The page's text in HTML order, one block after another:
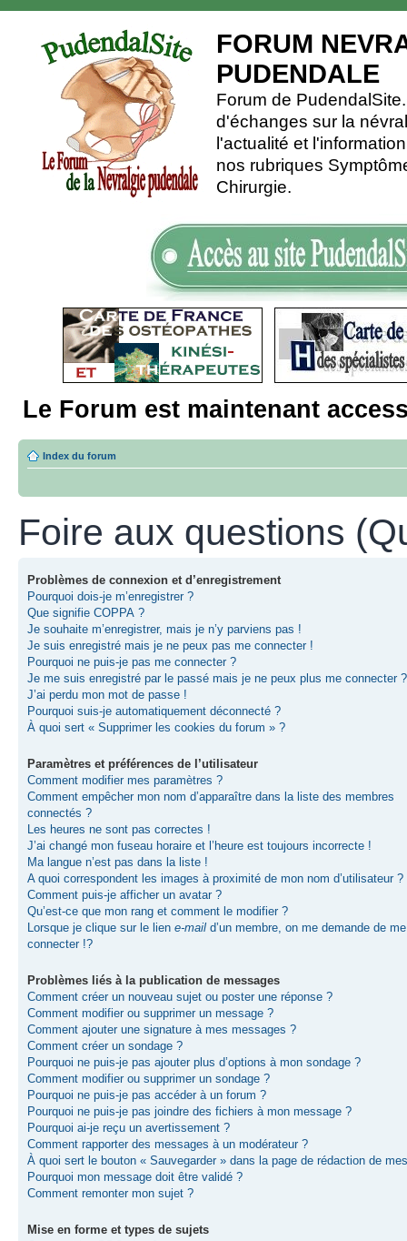
FORUM
PUDENDALE
Forum de
d'échanges sur la
l'actualité et
nos rubriques
Chirurgie.
Le Forum est maintenant
Index du forum
Foire aux questions
Problèmes de connexion et d’enregistrement
Pourquoi dois-je m’enregistrer ?
Que signifie COPPA ?
Je souhaite m’enregistrer, mais je n’y parviens pas !
Je suis enregistré mais je ne peux pas me connecter !
Pourquoi ne puis-je pas me connecter ?
Je me suis enregistré par le passé mais je ne peux plus me connecter
J’ai perdu mon mot de passe !
Pourquoi suis-je automatiquement déconnecté ?
À quoi sert « Supprimer les cookies du forum » ?
Paramètres et préférences de l’utilisateur
Comment modifier mes paramètres ?
Comment empêcher mon nom d’apparaître dans la liste des membres
connectés ?
Les heures ne sont pas correctes !
J’ai changé mon fuseau horaire et l’heure est toujours incorrecte !
Ma langue n’est pas dans la liste !
A quoi correspondent les images à proximité de mon nom d’utilisateur ?
Comment puis-je afficher un avatar ?
Qu’est-ce que mon rang et comment le modifier ?
Lorsque je clique sur le lien e-mail d’un membre, on me demande de me
connecter !?
Problèmes liés à la publication de messages
Comment créer un nouveau sujet ou poster une réponse ?
Comment modifier ou supprimer un message ?
Comment ajouter une signature à mes messages ?
Comment créer un sondage ?
Pourquoi ne puis-je pas ajouter plus d’options à mon sondage ?
Comment modifier ou supprimer un sondage ?
Pourquoi ne puis-je pas accéder à un forum ?
Pourquoi ne puis-je pas joindre des fichiers à mon message ?
Pourquoi ai-je reçu un avertissement ?
Comment rapporter des messages à un modérateur ?
À quoi sert le bouton « Sauvegarder » dans la page de rédaction de
Pourquoi mon message doit être validé ?
Comment remonter mon sujet ?
Mise en forme et types de sujets